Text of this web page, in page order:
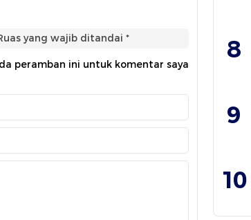
yang wajib ditandai *
peramban ini untuk komentar saya
8
9
10